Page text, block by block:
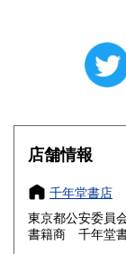
大阪府
奈良県
鳥取県
店舗情報
千年堂書店
東京都公安委員
書籍商 千年堂